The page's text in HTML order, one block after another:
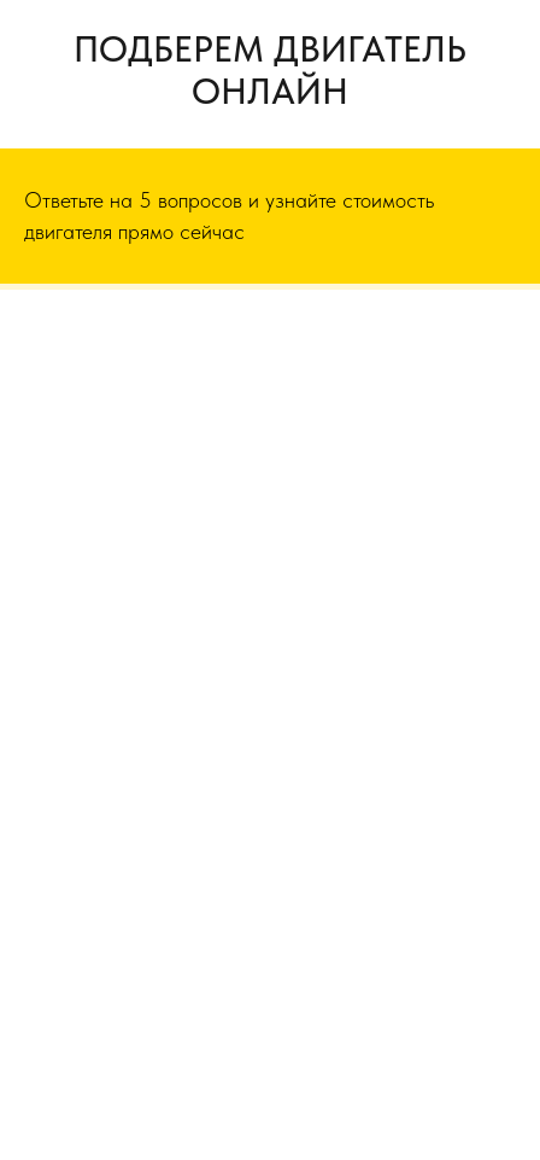
ПОДБЕРЕМ ДВИГАТЕЛЬ
ОНЛАЙН
Ответьте на 5 вопросов и узнайте стоимость
двигателя прямо сейчас